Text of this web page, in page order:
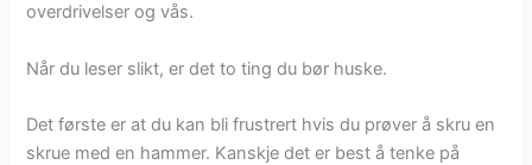
overdrivelser og vås.
Når du leser slikt, er det to ting du bør huske.
Det første er at du kan bli frustrert hvis du prøver å skru en
skrue med en hammer. Kanskje det er best å tenke på